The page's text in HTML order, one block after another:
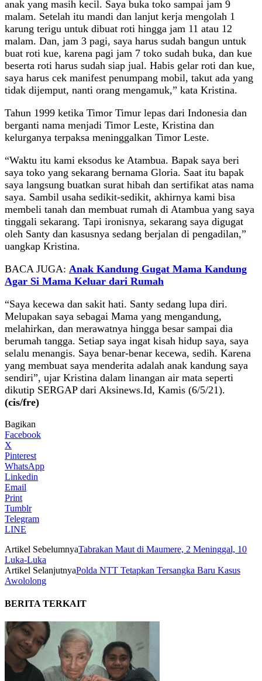
anak yang masih kecil. Saya buka toko sampai jam 9
malam. Setelah itu mandi dan lanjut kerja mengolah 1
karung terigu untuk dibuat roti hingga jam 11 atau 12
malam. Dan, jam 3 pagi, saya harus sudah bangun untuk
buat roti kue, karena pagi jam 7 toko sudah buka, dan kue
beserta roti harus sudah siap jual. Habis gelar roti dan kue,
saya harus cek manifest penumpang mobil, takut ada yang
tidak dijemput, nanti orang mengamuk,” kata Kristina.
Tahun 1999 ketika Timor Timur lepas dari Indonesia dan
berganti nama menjadi Timor Leste, Kristina dan
kelurganya terpaksa meninggalkan Timor Leste.
“Waktu itu kami eksodus ke Atambua. Bapak saya beri
saya toko yang sekarang bernama Gloria. Saat itu bapak
saya langsung buatkan surat hibah dan sertifikat atas nama
saya. Sambil usaha sedikit-sedikit, akhirnya kami bisa
membeli tanah dan membuat rumah di Atambua yang saya
tinggali sekarang. Tapi ironisnya, sekarang saya digugat
oleh Santy dan kasusnya sedang berjalan di pengadilan,”
uangkap Kristina.
BACA JUGA: Anak Kandung Gugat Mama Kandung
Agar Si Mama Keluar dari Rumah
“Saya kecewa dan sakit hati. Santy sedang lupa diri.
Melupakan saya sebagai Mama yang mengandung,
melahirkan, dan merawatnya hingga besar sampai dia
berumah tangga. Setiap saya ingat kisah hidup saya, saya
selalu menangis. Saya benar-benar kecewa, sedih. Karena
yang membuat saya menderita adalah anak kandung saya
sendiri”, ujar Kristina dalam linangan air mata seperti
dikutip SERGAP dari Aksinews.Id, Kamis (6/5/21).
(cis/fre)
Bagikan
Facebook
X
Pinterest
WhatsApp
Linkedin
Email
Print
Tumblr
Telegram
LINE
Artikel SebelumnyaTabrakan Maut di Maumere, 2 Meninggal, 10
Luka-Luka
Artikel SelanjutnyaPolda NTT Tetapkan Tersangka Baru Kasus
Awololong
BERITA TERKAIT